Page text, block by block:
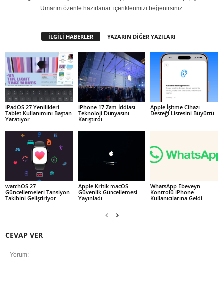
Umarım özenle hazırlanan içeriklerimizi beğenirsiniz.
İLGİLİ HABERLER YAZARIN DİĞER YAZILARI
iPadOS 27 Yenilikleri
Tablet Kullanımını Baştan
Yaratıyor
iPhone 17 Zam İddiası
Teknoloji Dünyasını
Karıştırdı
Apple İşitme Cihazı
Desteği Listesini Büyüttü
watchOS 27
Güncellemeleri Tansiyon
Takibini Geliştiriyor
Apple Kritik macOS
Güvenlik Güncellemesi
Yayınladı
WhatsApp Ebeveyn
Kontrolü iPhone
Kullanıcılarına Geldi
CEVAP VER